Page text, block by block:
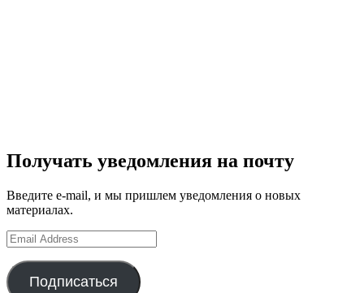
Получать уведомления на почту
Введите e-mail, и мы пришлем уведомления о новых
материалах.
Email
Address
Подписаться